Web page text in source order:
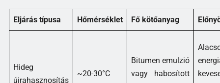
Eljárás típusa Hőmérséklet Fő kötőanyag
Hideg
újrahasznosítás
~20-30°C
Bitumen emulzió
vagy habosított